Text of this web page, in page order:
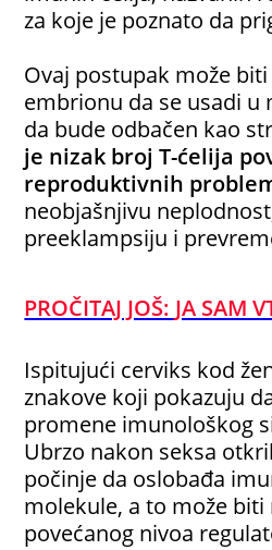
za koje je poznato da
Ovaj postupak može
embrionu da se usadi u
da bude odbačen kao
je nizak broj T-ćelija
reproduktivnih
neobjašnjivu
preeklampsiju i
PROČITAJ JOŠ: JA SAM
Ispitujući cerviks kod
znakove koji pokazuju
promene imunološkog
Ubrzo nakon seksa
počinje da oslobađa
molekule, a to može biti
povećanog nivoa